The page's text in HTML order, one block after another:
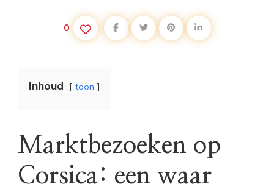
0
Inhoud toon
Marktbezoeken op
Corsica: een waar